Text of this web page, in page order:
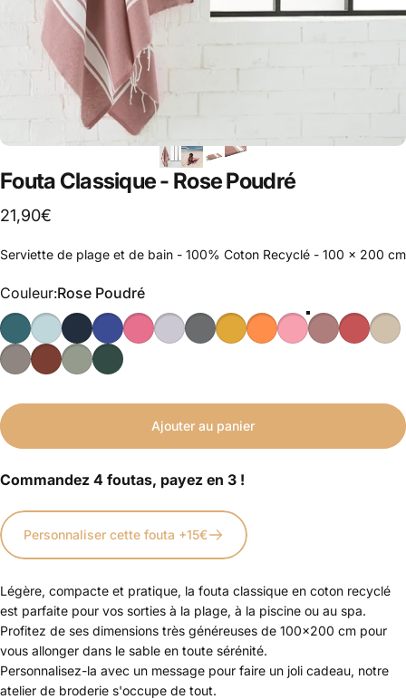
Fouta Classique - Rose Poudré
21,90€
Serviette de plage et de bain - 100% Coton Recyclé - 100 x 200 cm
Couleur
Couleur:Rose Poudré
Ajouter au panier
Commandez 4 foutas, payez en 3 !
Personnaliser cette fouta +15€
Légère, compacte et pratique, la fouta classique en coton recyclé
est parfaite pour vos sorties à la plage, à la piscine ou au spa.
Profitez de ses dimensions très généreuses de 100x200 cm pour
vous allonger dans le sable en toute sérénité.
Personnalisez-la avec un message pour faire un joli cadeau, notre
atelier de broderie s'occupe de tout.